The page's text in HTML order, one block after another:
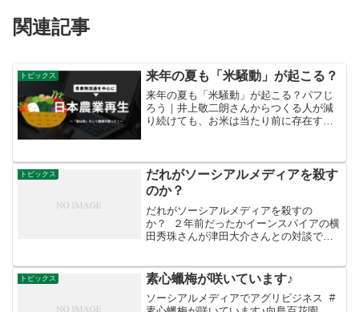
関連記事
トピックス 来年の夏も「米騒動」が起こる？
来年の夏も「米騒動」が起こる？パフじ
ろう｜井上敬二朗さんからつくる人が減
り続けても、お米は当たり前に存在する
年〜10年後には、農家激減によって、よ
り顕在化していくと思うお...
トピックス
だれがソーシアルメディアを殺す
のか？
だれがソーシアルメディアを殺すの
か？ ２年前だったかイーンスパイアの横
田秀珠さんが津田大介さんとの対談で
田さんの発言に釘付けされた。 つまり内
容はこういうことだった。 ...
トピックス 素心蠟梅が咲いています♪
ソーシアルメディアでアグリビジネス #